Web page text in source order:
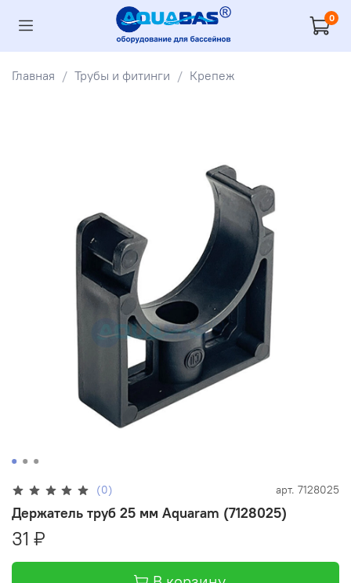
0
Главная Трубы и фитинги Крепеж
(0) арт. 7128025
Держатель труб 25 мм Aquaram (7128025)
31 ₽